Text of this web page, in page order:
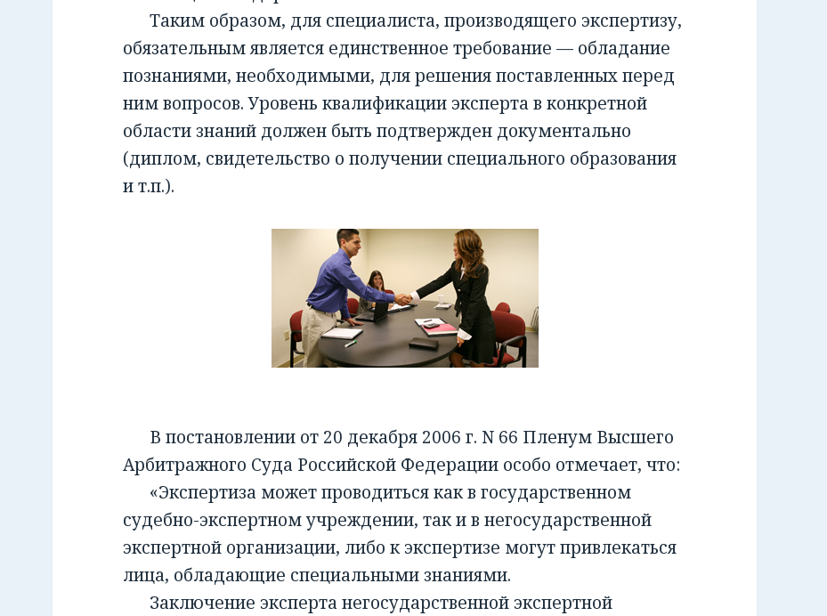
Таким образом, для специалиста, производящего экспертизу,
обязательным является единственное требование — обладание
познаниями, необходимыми, для решения поставленных перед
ним вопросов. Уровень квалификации эксперта в конкретной
области знаний должен быть подтвержден документально
(диплом, свидетельство о получении специального образования
и т.п.).
В постановлении от 20 декабря 2006 г. N 66 Пленум Высшего
Арбитражного Суда Российской Федерации особо отмечает, что:
«Экспертиза может проводиться как в государственном
судебно-экспертном учреждении, так и в негосударственной
экспертной организации, либо к экспертизе могут привлекаться
лица, обладающие специальными знаниями.
Заключение эксперта негосударственной экспертной